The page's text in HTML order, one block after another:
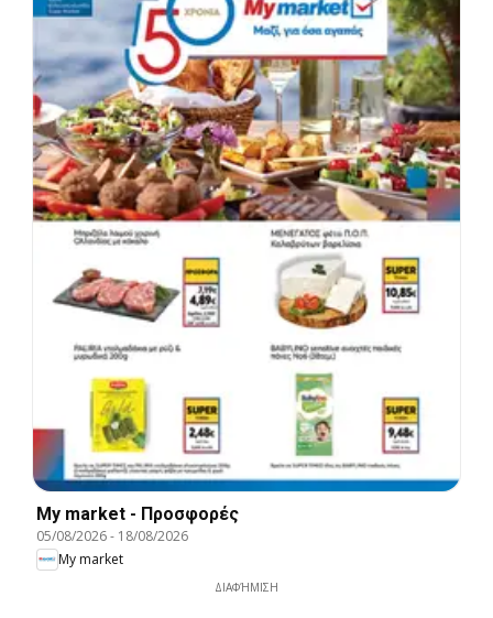
My market - Προσφορές
05/08/2026- 18/08/2026
My market
ΔΙΑΦΉΜΙΣΗ